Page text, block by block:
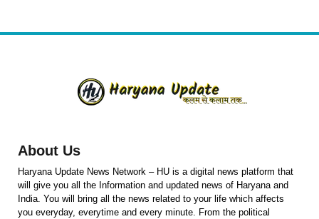
About Us
Haryana Update News Network – HU is a digital news platform that
will give you all the Information and updated news of Haryana and
India. You will bring all the news related to your life which affects
you everyday, everytime and every minute. From the political